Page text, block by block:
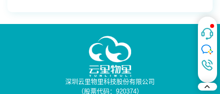
深圳云里物里科技股份有限公司
（股票代码：920374）